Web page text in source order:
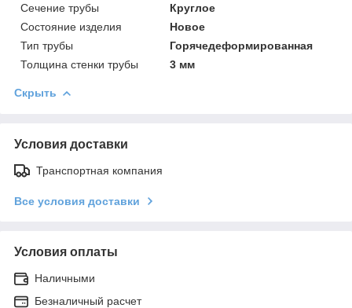
Сечение трубы
Круглое
Состояние изделия
Новое
Тип трубы
Горячедеформированная
Толщина стенки трубы
3 мм
Скрыть
Условия доставки
Транспортная компания
Все условия доставки
Условия оплаты
Наличными
Безналичный расчет